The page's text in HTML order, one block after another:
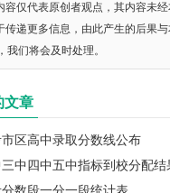
容仅代表原创者观点，其内容未
传递更多信息，由此产生的后果
们将会及时处理。
文章
区高中录取分数线公布
中四中五中指标到校分配结